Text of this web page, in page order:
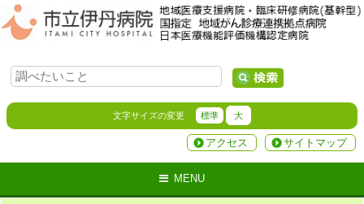
文字サイズの変更 標準 大
サイトマップ
アクセス
MENU